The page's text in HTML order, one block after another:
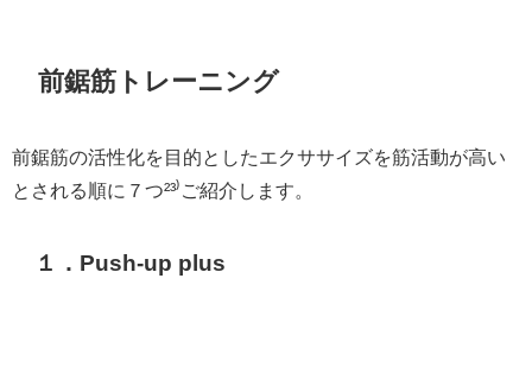
前鋸筋トレーニング
前鋸筋の活性化を目的としたエクササイズを筋活動が高い
とされる順に７つ²³⁾ご紹介します。
１．Push-up plus